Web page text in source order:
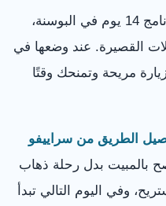
بيهاتش من أهم أسباب اختيار برنامج 14 يوم في البوسنة،
القصيرة. عند وضعها في
مريحة وتمنحك وقتًا
الطريق من سراييفو
بالمبيت بدل رحلة ذهاب
وفي اليوم التالي تبدأ